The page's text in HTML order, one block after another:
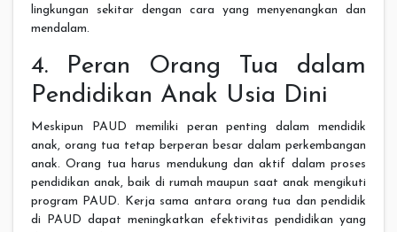
lingkungan sekitar dengan cara yang menyenangkan dan
mendalam.
4. Peran Orang Tua dalam
Pendidikan Anak Usia Dini
Meskipun PAUD memiliki peran penting dalam mendidik
anak, orang tua tetap berperan besar dalam perkembangan
anak. Orang tua harus mendukung dan aktif dalam proses
pendidikan anak, baik di rumah maupun saat anak mengikuti
program PAUD. Kerja sama antara orang tua dan pendidik
di PAUD dapat meningkatkan efektivitas pendidikan yang